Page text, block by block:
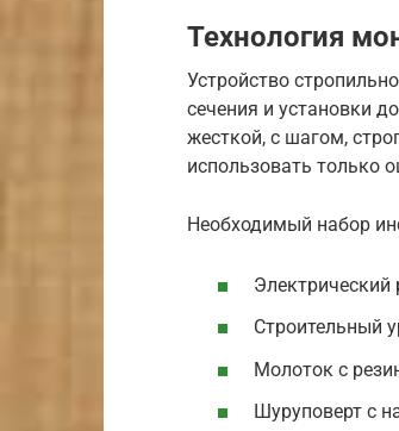
Технология
Устройство
сечения и установки
жесткой, с шагом,
использовать только
Необходимый набор
Электрический
Строительный
Молоток с
Шуруповерт с